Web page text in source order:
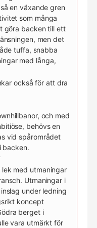
en växande gren
som många
göra backen till ett
men det
tuffa, snabba
med långa,
också för att dra
och med
behövs en
vid spårområdet
backen.
med utmaningar
Utmaningar i
under ledning
koncept
berget i
vara utmärkt för